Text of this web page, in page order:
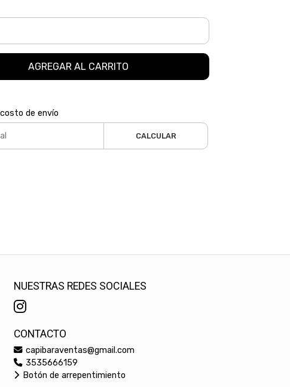
AGREGAR AL CARRITO
de envío
CALCULAR
NUESTRAS REDES SOCIALES
CONTACTO
capibaraventas@gmail.com
3535666159
Botón de arrepentimiento